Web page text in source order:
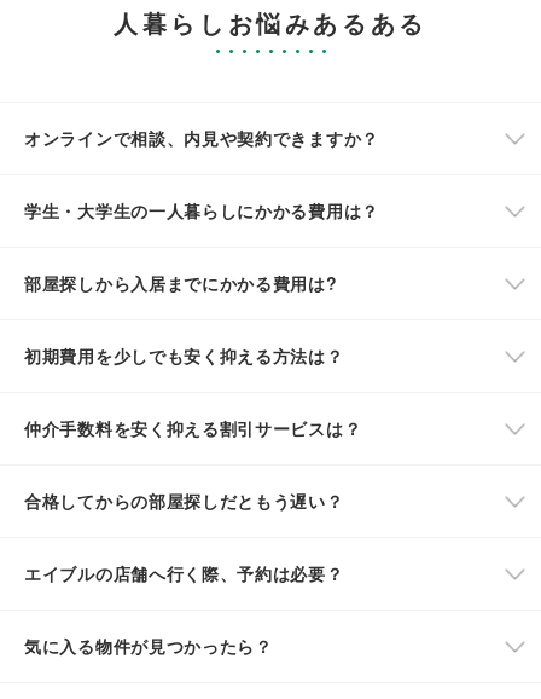
人暮らしお悩みあるある
オンラインで相談、内見や契約できますか？
学生・大学生の一人暮らしにかかる費用は？
部屋探しから入居までにかかる費用は?
初期費用を少しでも安く抑える方法は？
仲介手数料を安く抑える割引サービスは？
合格してからの部屋探しだともう遅い？
エイブルの店舗へ行く際、予約は必要？
気に入る物件が見つかったら？